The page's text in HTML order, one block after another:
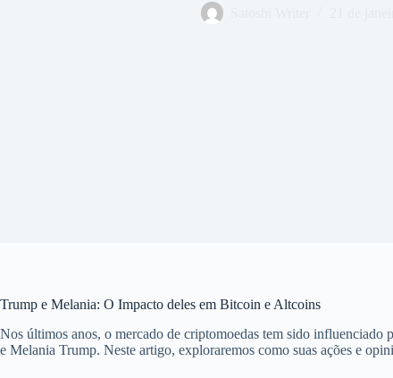
Trump e Melania: O Impacto deles em Bitcoin e Altcoins
Nos últimos anos, o mercado de criptomoedas tem sido
e Melania Trump. Neste artigo, exploraremos como suas ações e